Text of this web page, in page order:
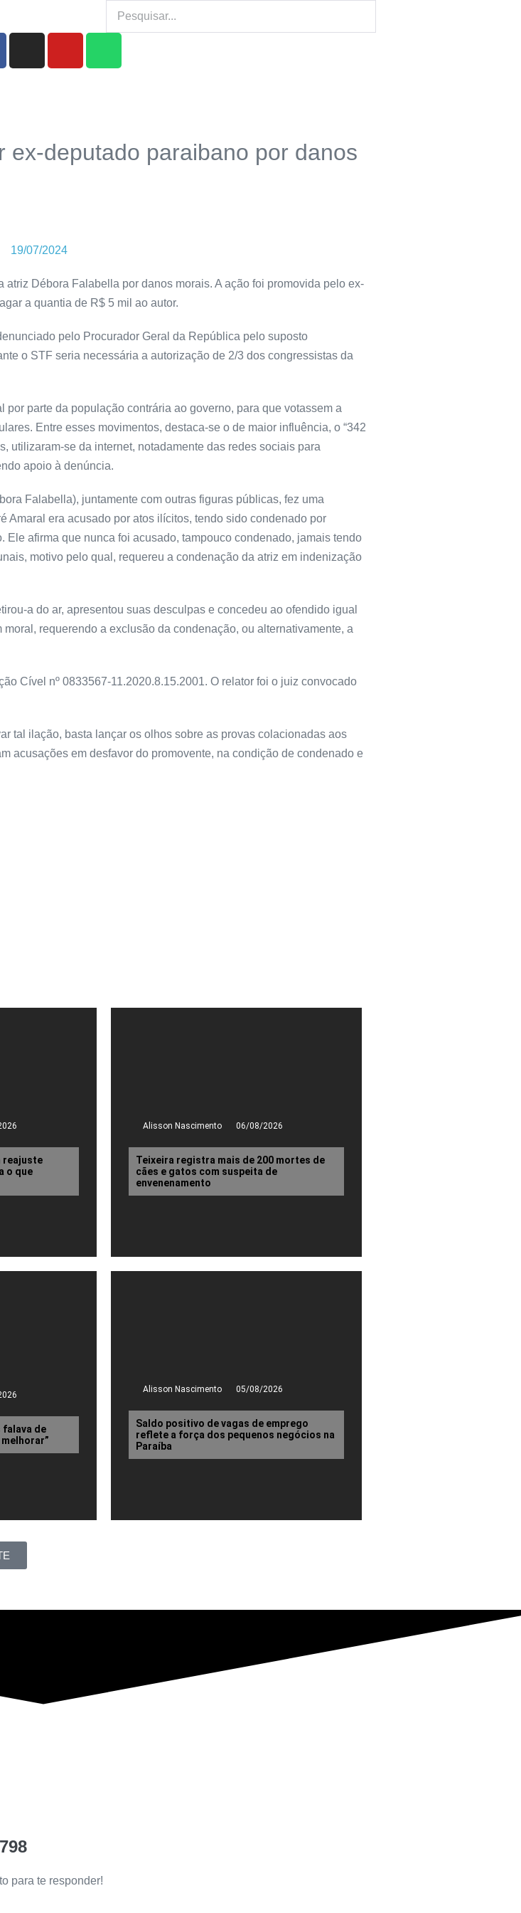
deputado paraibano por danos
19/07/2024
Débora Falabella por danos morais. A ação foi promovida pelo ex-
a quantia de R$ 5 mil ao autor.
pelo Procurador Geral da República pelo suposto
o STF seria necessária a autorização de 2/3 dos congressistas da
parte da população contrária ao governo, para que votassem a
Entre esses movimentos, destaca-se o de maior influência, o “342
utilizaram-se da internet, notadamente das redes sociais para
apoio à denúncia.
Falabella), juntamente com outras figuras públicas, fez uma
Amaral era acusado por atos ilícitos, tendo sido condenado por
afirma que nunca foi acusado, tampouco condenado, jamais tendo
motivo pelo qual, requereu a condenação da atriz em indenização
a do ar, apresentou suas desculpas e concedeu ao ofendido igual
requerendo a exclusão da condenação, ou alternativamente, a
Cível nº 0833567-11.2020.8.15.2001. O relator foi o juiz convocado
tal ilação, basta lançar os olhos sobre as provas colacionadas aos
acusações em desfavor do promovente, na condição de condenado e
reajuste
o que
Alisson Nascimento 06/08/2026
Teixeira registra mais de 200 mortes de
cães e gatos com suspeita de
envenenamento
falava de
Alisson Nascimento 05/08/2026
Saldo positivo de vagas de emprego
reflete a força dos pequenos negócios na
Paraíba
para te responder!